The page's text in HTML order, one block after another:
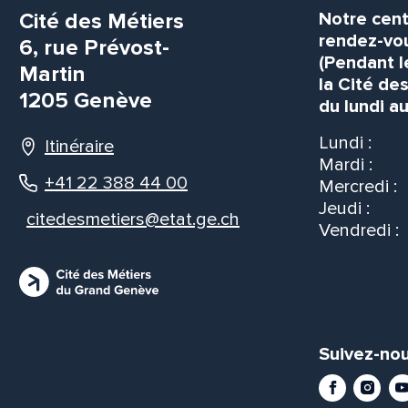
Cité des Métiers
6, rue Prévost-
Martin
1205 Genève
Itinéraire
+41 22 388 44 00
citedesmetiers@etat.ge.ch
Notre
rendez-
(Pendant
la Cité
du lundi
Lundi :
Mardi :
Mercredi :
Jeudi :
Vendredi :
Suivez-
Facebook